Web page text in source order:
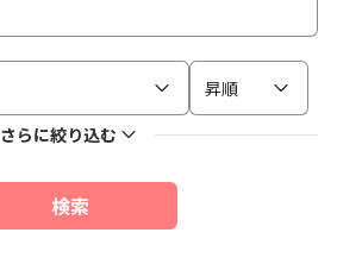
昇順
さらに絞り込む
検索